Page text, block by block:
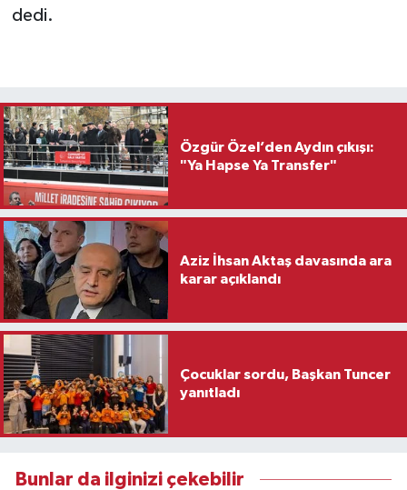
dedi.
Özgür Özel’den Aydın çıkışı:
"Ya Hapse Ya Transfer"
Aziz İhsan Aktaş davasında ara
karar açıklandı
Çocuklar sordu, Başkan Tuncer
yanıtladı
Bunlar da ilginizi çekebilir